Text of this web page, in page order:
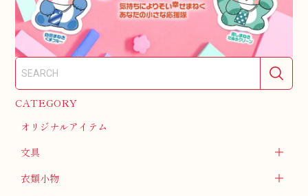
CATEGORY
オリジナルアイテム
文具
衣類小物